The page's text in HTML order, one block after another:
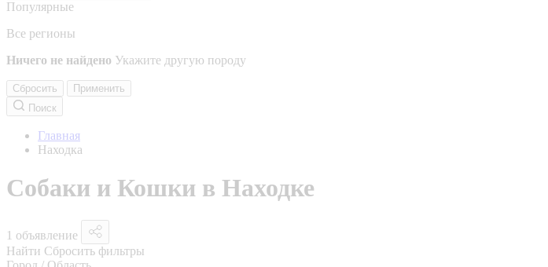
Популярные
Все регионы
Ничего не найдено Укажите другую породу
Сбросить
Применить
Поиск
Главная
Находка
Собаки и Кошки в Находке
1 объявление
Найти Сбросить фильтры